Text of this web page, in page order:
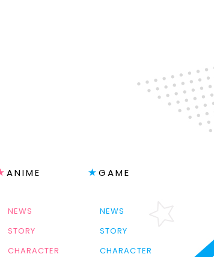
ANIME
NEWS
STORY
CHARACTER
GAME
NEWS
STORY
CHARACTER